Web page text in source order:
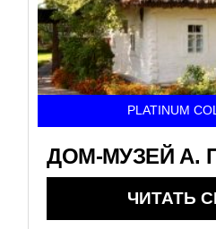
PLATINUM
ДОМ-МУЗЕЙ А.
ЧИТАТЬ